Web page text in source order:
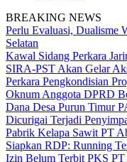
BREAKING NEWS
Perlu Evaluasi, Dualisme
Selatan
Kawal Sidang Perkara
SIRA-PST Akan Gelar
Perkara Pengkondisian
Oknum Anggota DPRD
Dana Desa Purun Timur
Dicurigai Terjadi
Pabrik Kelapa Sawit PT
Siapkan RDP: Running
Izin Belum Terbit PKS PT